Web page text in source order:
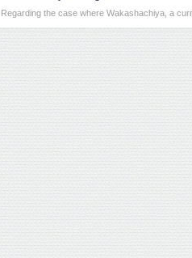
Regarding the case where Wakashachiya, a